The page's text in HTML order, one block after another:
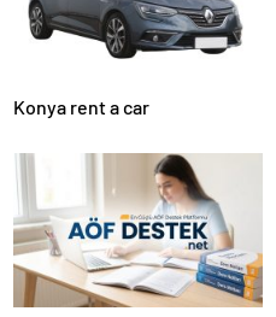
Konya rent a car